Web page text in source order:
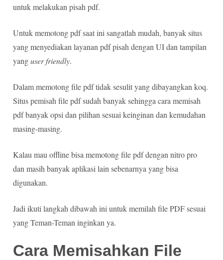
untuk melakukan pisah pdf.
Untuk memotong pdf saat ini sangatlah mudah, banyak situs
yang menyediakan layanan pdf pisah dengan UI dan tampilan
yanguser friendly.
Dalam memotong file pdf tidak sesulit yang dibayangkan koq.
Situs pemisah file pdf sudah banyak sehingga cara memisah
pdf banyak opsi dan pilihan sesuai keinginan dan kemudahan
masing-masing.
Kalau mau offline bisa memotong file pdf dengan nitro pro
dan masih banyak aplikasi lain sebenarnya yang bisa
digunakan.
Jadi ikuti langkah dibawah ini untuk memilah file PDF sesuai
yang Teman-Teman inginkan ya.
Cara Memisahkan File